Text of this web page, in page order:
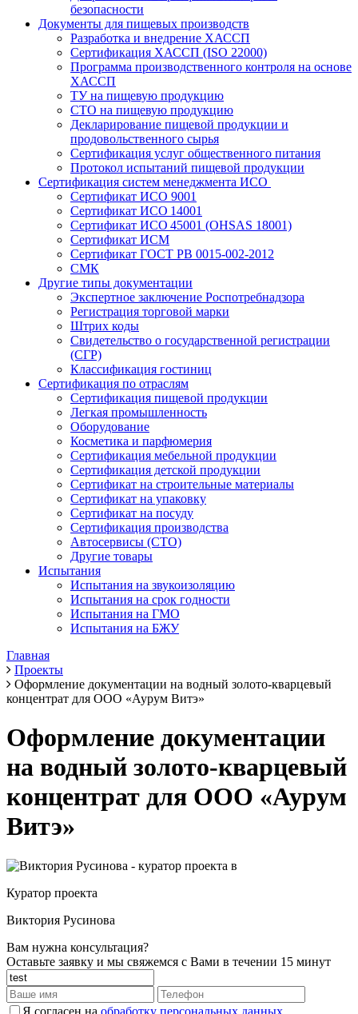
безопасности
Документы для пищевых производств
Разработка и внедрение ХАССП
Сертификация ХАССП (ISO 22000)
Программа производственного контроля на основе
ХАССП
ТУ на пищевую продукцию
СТО на пищевую продукцию
Декларирование пищевой продукции и
продовольственного сырья
Сертификация услуг общественного питания
Протокол испытаний пищевой продукции
Сертификация систем менеджмента ИСО
Сертификат ИСО 9001
Сертификат ИСО 14001
Сертификат ИСО 45001 (OHSAS 18001)
Сертификат ИСМ
Сертификат ГОСТ РВ 0015-002-2012
СМК
Другие типы документации
Экспертное заключение Роспотребнадзора
Регистрация торговой марки
Штрих коды
Свидетельство о государственной регистрации
(СГР)
Классификация гостиниц
Сертификация по отраслям
Сертификация пищевой продукции
Легкая промышленность
Оборудование
Косметика и парфюмерия
Сертификация мебельной продукции
Сертификация детской продукции
Сертификат на строительные материалы
Сертификат на упаковку
Сертификат на посуду
Сертификация производства
Автосервисы (СТО)
Другие товары
Испытания
Испытания на звукоизоляцию
Испытания на срок годности
Испытания на ГМО
Испытания на БЖУ
Главная
Проекты
Оформление документации на водный золото-кварцевый
концентрат для ООО «Аурум Витэ»
Оформление документации
на водный золото-кварцевый
концентрат для ООО «Аурум
Витэ»
Куратор проекта
Виктория Русинова
Вам нужна консультация?
Оставьте заявку и мы свяжемся с Вами в течении 15 минут
Я согласен на обработку персональных данных